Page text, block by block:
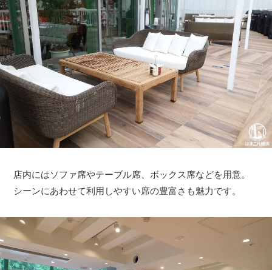
店内にはソファ席やテーブル席、ボックス席などを用意。
シーンにあわせて利用しやすい席の豊富さも魅力です。